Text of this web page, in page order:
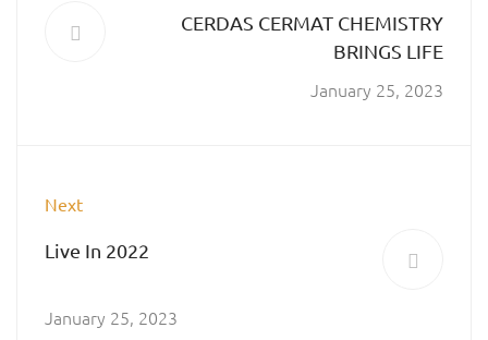
CERDAS CERMAT CHEMISTRY
BRINGS LIFE
January 25, 2023
Next
Live In 2022
January 25, 2023